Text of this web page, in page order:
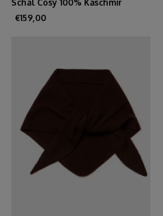
Schal Cosy 100% Kaschmir
Chocolate
€159,00